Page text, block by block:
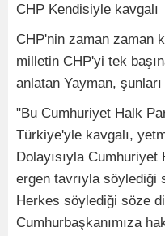
CHP Kendisiyle kavgalı
CHP'nin zaman zaman
milletin CHP'yi tek
anlatan Yayman,
"Bu Cumhuriyet Halk
Türkiye'yle kavgalı,
Dolayısıyla Cumhuriyet
ergen tavrıyla
Herkes söylediği söze
Cumhurbaşkanımıza